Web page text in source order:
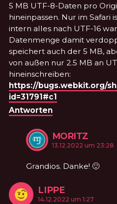
5 MB UTF-8-Daten pro
hineinpassen. Nur im Safari
intern alles nach UTF-16
Datenmenge damit
speichert auch der 5 MB,
von außen nur 2.5 MB an
hineinschreiben:
https://bugs.webkit.org/
id=31791#c1
Antworten
MORITZ
am
13.12.2022 um 23:28
Grandios. Danke! 🙂
LIPPE
am
14.12.2022 um 1:27